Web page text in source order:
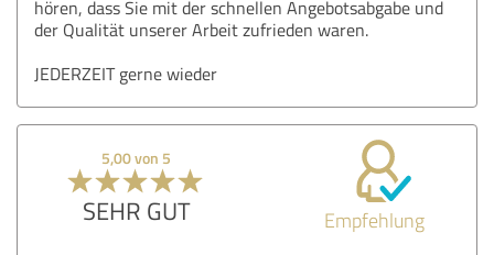
hören, dass Sie mit der schnellen Angebotsabgabe und
der Qualität unserer Arbeit zufrieden waren.
JEDERZEIT gerne wieder
5,00 von 5
SEHR GUT Empfehlung